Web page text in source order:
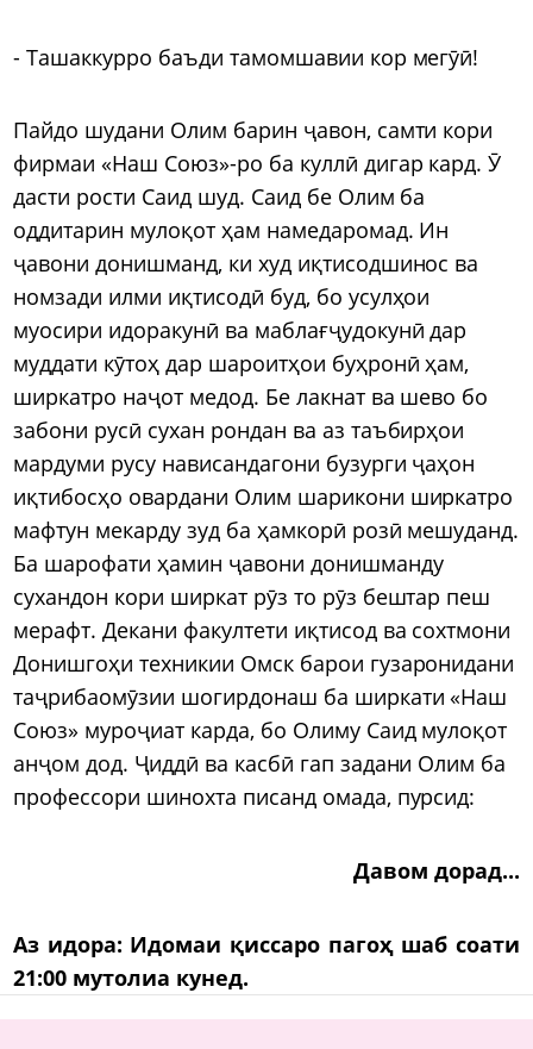
- Ташаккурро баъди тамомшавии кор мегӯӣ!
Пайдо шудани Олим барин ҷавон, самти кори
фирмаи «Наш Союз»-ро ба куллӣ дигар кард. Ӯ
дасти рости Саид шуд. Саид бе Олим ба
оддитарин мулоқот ҳам намедаромад. Ин
ҷавони донишманд, ки худ иқтисодшинос ва
номзади илми иқтисодӣ буд, бо усулҳои
муосири идоракунӣ ва маблағҷудокунӣ дар
муддати кӯтоҳ дар шароитҳои буҳронӣ ҳам,
ширкатро наҷот медод. Бе лакнат ва шево бо
забони русӣ сухан рондан ва аз таъбирҳои
мардуми русу нависандагони бузурги ҷаҳон
иқтибосҳо овардани Олим шарикони ширкатро
мафтун мекарду зуд ба ҳамкорӣ розӣ мешуданд.
Ба шарофати ҳамин ҷавони донишманду
сухандон кори ширкат рӯз то рӯз бештар пеш
мерафт. Декани факултети иқтисод ва сохтмони
Донишгоҳи техникии Омск барои гузаронидани
таҷрибаомӯзии шогирдонаш ба ширкати «Наш
Союз» муроҷиат карда, бо Олиму Саид мулоқот
анҷом дод. Ҷиддӣ ва касбӣ гап задани Олим ба
профессори шинохта писанд омада, пурсид:
Давом дорад...
Аз идора: Идомаи қиссаро пагоҳ шаб соати
21:00 мутолиа кунед.